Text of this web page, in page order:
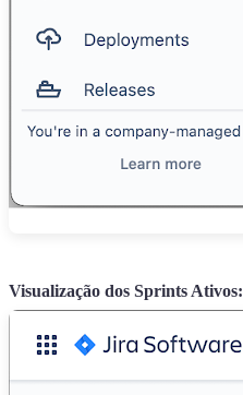
Visualização dos Sprints Ativos: